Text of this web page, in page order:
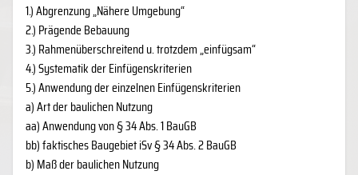
1.) Abgrenzung „Nähere Umgebung“
2.) Prägende Bebauung
3.) Rahmenüberschreitend u. trotzdem „einfügsam“
4.) Systematik der Einfügenskriterien
5.) Anwendung der einzelnen Einfügenskriterien
a) Art der baulichen Nutzung
aa) Anwendung von § 34 Abs. 1 BauGB
bb) faktisches Baugebiet iSv § 34 Abs. 2 BauGB
b) Maß der baulichen Nutzung